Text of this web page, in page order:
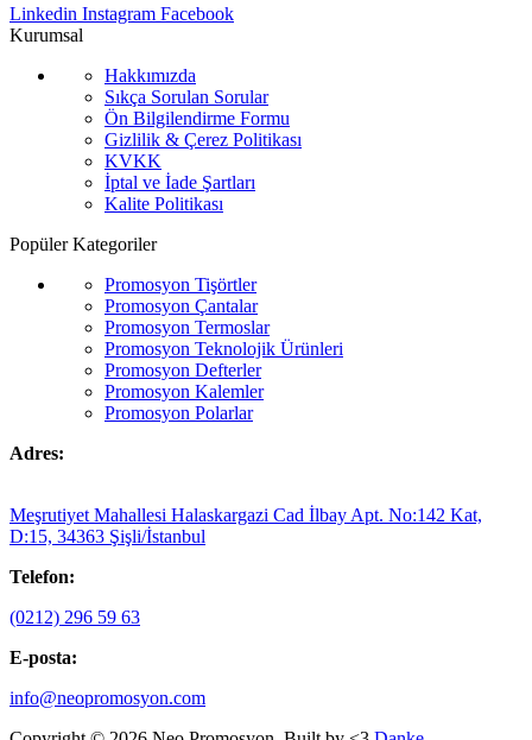
Linkedin Instagram Facebook
Kurumsal
Hakkımızda
Sıkça Sorulan Sorular
Ön Bilgilendirme Formu
Gizlilik & Çerez Politikası
KVKK
İptal ve İade Şartları
Kalite Politikası
Popüler Kategoriler
Promosyon Tişörtler
Promosyon Çantalar
Promosyon Termoslar
Promosyon Teknolojik Ürünleri
Promosyon Defterler
Promosyon Kalemler
Promosyon Polarlar
Adres:
Meşrutiyet Mahallesi Halaskargazi Cad İlbay Apt. No:142 Kat,
D:15, 34363 Şişli/İstanbul
Telefon:
(0212) 296 59 63
E-posta:
info@neopromosyon.com